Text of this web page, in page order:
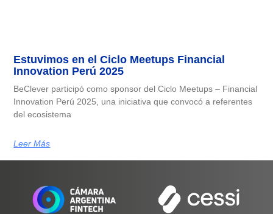
Estuvimos en el Ciclo Meetups Financial
Innovation Perú 2025
BeClever participó como sponsor del Ciclo Meetups – Financial
Innovation Perú 2025, una iniciativa que convocó a referentes
del ecosistema
Leer Más